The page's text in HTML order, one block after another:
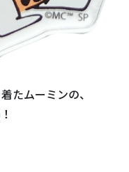
たムーミンの、